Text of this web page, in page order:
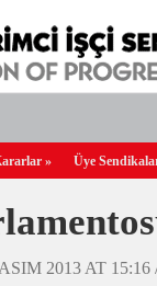
» Üye
2013 AT 15:16